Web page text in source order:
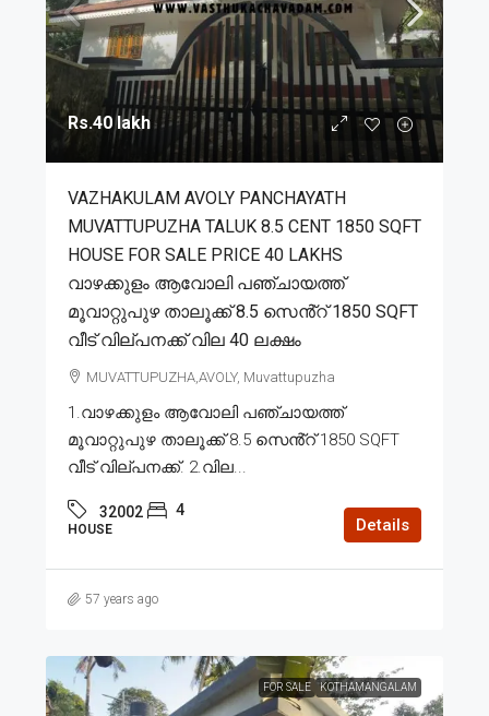
Rs.40 lakh
VAZHAKULAM AVOLY PANCHAYATH
MUVATTUPUZHA TALUK 8.5 CENT 1850 SQFT
HOUSE FOR SALE PRICE 40 LAKHS
വാഴക്കുളം ആവോലി പഞ്ചായത്ത്
മൂവാറ്റുപുഴ താലൂക്ക് 8.5 സെൻ്റ് 1850 SQFT
വീട് വില്പനക്ക് വില 40 ലക്ഷം
MUVATTUPUZHA,AVOLY, Muvattupuzha
1.വാഴക്കുളം ആവോലി പഞ്ചായത്ത്
മൂവാറ്റുപുഴ താലൂക്ക് 8.5 സെൻ്റ് 1850 SQFT
വീട് വില്പനക്ക്. 2.വില...
32002 4
HOUSE Details
57 years ago
FOR SALE KOTHAMANGALAM